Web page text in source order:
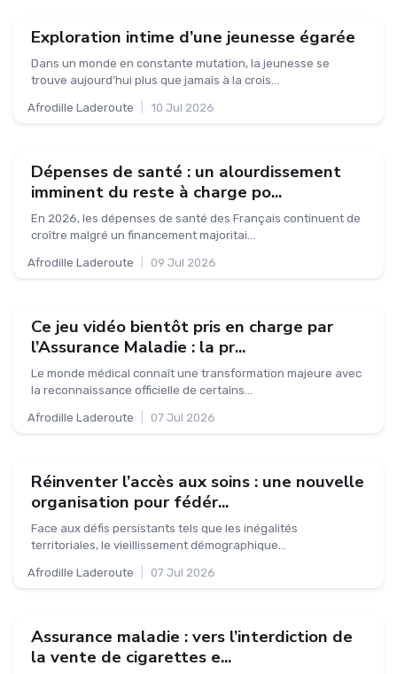
Exploration intime d’une jeunesse égarée
Dans un monde en constante mutation, la jeunesse se
trouve aujourd’hui plus que jamais à la crois...
Afrodille Laderoute 10 Jul 2026
Dépenses de santé : un alourdissement
imminent du reste à charge po...
En 2026, les dépenses de santé des Français continuent de
croître malgré un financement majoritai...
Afrodille Laderoute 09 Jul 2026
Ce jeu vidéo bientôt pris en charge par
l’Assurance Maladie : la pr...
Le monde médical connaît une transformation majeure avec
la reconnaissance officielle de certains...
Afrodille Laderoute 07 Jul 2026
Réinventer l’accès aux soins : une nouvelle
organisation pour fédér...
Face aux défis persistants tels que les inégalités
territoriales, le vieillissement démographique...
Afrodille Laderoute 07 Jul 2026
Assurance maladie : vers l’interdiction de
la vente de cigarettes e...